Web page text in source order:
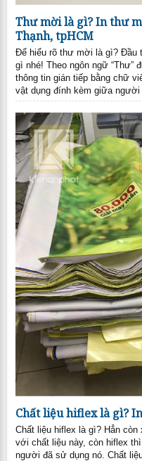
Thư mời là gì? In thư
Thạnh, tpHCM
Để hiểu rõ thư mời là gì? Đầu
gì nhé! Theo ngôn ngữ “Thư”
thông tin gián tiếp bằng chữ
vật dụng đính kèm giữa
Chất liệu hiflex là gì?
Chất liệu hiflex là gì? Hẳn
với chất liệu này, còn hiflex
người đã sử dụng nó. Chất